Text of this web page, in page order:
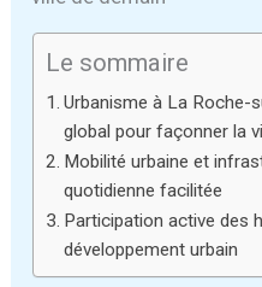
Le sommaire
Urbanisme à La Roche-
global pour façonner la
Mobilité urbaine et
quotidienne facilitée
Participation active des
développement urbain